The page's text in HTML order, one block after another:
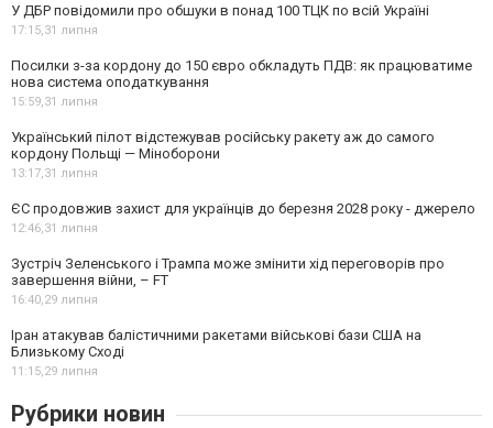
У ДБР повідомили про обшуки в понад 100 ТЦК по всій Україні
17:15,31 липня
Посилки з-за кордону до 150 євро обкладуть ПДВ: як працюватиме
нова система оподаткування
15:59,31 липня
Український пілот відстежував російську ракету аж до самого
кордону Польщі — Міноборони
13:17,31 липня
ЄС продовжив захист для українців до березня 2028 року - джерело
12:46,31 липня
Зустріч Зеленського і Трампа може змінити хід переговорів про
завершення війни, – FT
16:40,29 липня
Іран атакував балістичними ракетами військові бази США на
Близькому Сході
11:15,29 липня
Рубрики новин